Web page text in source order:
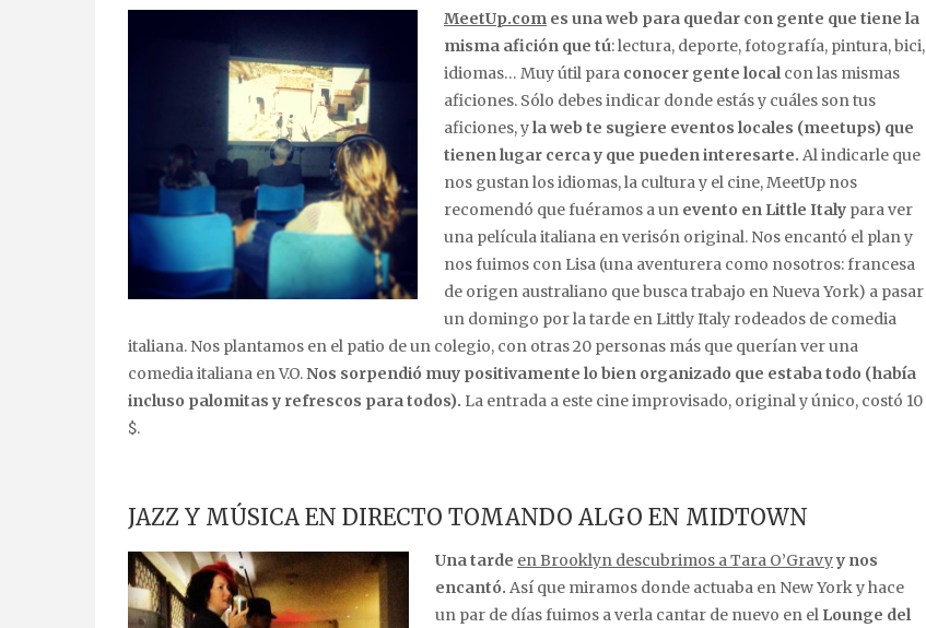
MeetUp.com es una web para quedar con gente que tiene la
misma afición que tú: lectura, deporte, fotografía, pintura, bici,
idiomas… Muy útil para conocer gente local con las mismas
aficiones. Sólo debes indicar donde estás y cuáles son tus
aficiones, yla web te sugiere eventos locales (meetups) que
tienen lugar cerca y que pueden interesarte. Al indicarle que
nos gustan los idiomas, la cultura y el cine, MeetUp nos
recomendó que fuéramos a un evento en Little Italy para ver
una película italiana en verisón original. Nos encantó el plan y
nos fuimos con Lisa (una aventurera como nosotros: francesa
de origen australiano que busca trabajo en Nueva York) a pasar
un domingo por la tarde en Littly Italy rodeados de comedia
italiana. Nos plantamos en el patio de un colegio, con otras 20 personas más que querían ver una
comedia italiana en V.O.Nos sorpendió muy positivamente lo bien organizado que estaba todo (había
incluso palomitas y refrescos para todos). La entrada a este cine improvisado, original y único, costó 10
$.
JAZZ Y MÚSICA EN DIRECTO TOMANDO ALGO EN MIDTOWN
Una tarde en Brooklyn descubrimos a Tara O’Gravyy nos
encantó. Así que miramos donde actuaba en New York y hace
un par de días fuimos a verla cantar de nuevo en el Lounge del